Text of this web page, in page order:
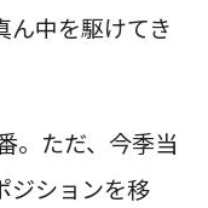
ん中を駆けてき
。ただ、今季当
ジションを移